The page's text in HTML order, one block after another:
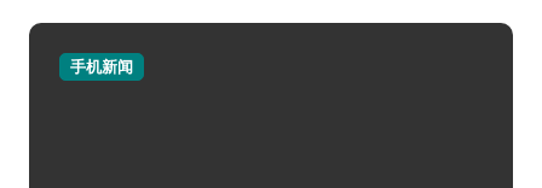
手机新闻